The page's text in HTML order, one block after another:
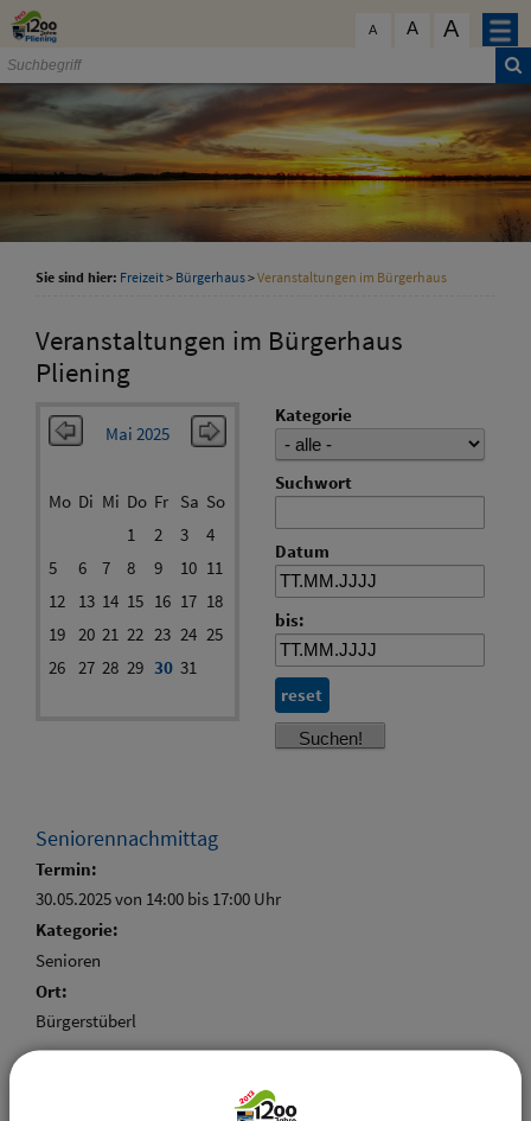
Zum Inhalt
A A A
Sie sind hier: Freizeit> Bürgerhaus>Veranstaltungen im Bürgerhaus
Veranstaltungen im Bürgerhaus
Pliening
Mai 2025
Mo Di Mi Do Fr Sa So
1
2 3
4
5
6 7 8 9 10 11
12
13 14 15 16 17 18
19 20 21 22 23 24 25
26 27 28 29 30 31
Kategorie
Suchwort
Datum
bis:
reset
Seniorennachmittag
Termin:
30.05.2025 von 14:00 bis 17:00 Uhr
Kategorie:
Senioren
Ort:
Bürgerstüberl
schließen